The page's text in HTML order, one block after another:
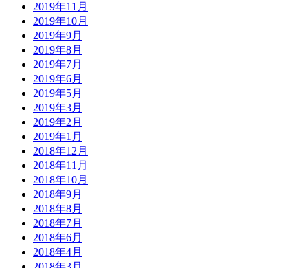
2019年11月
2019年10月
2019年9月
2019年8月
2019年7月
2019年6月
2019年5月
2019年3月
2019年2月
2019年1月
2018年12月
2018年11月
2018年10月
2018年9月
2018年8月
2018年7月
2018年6月
2018年4月